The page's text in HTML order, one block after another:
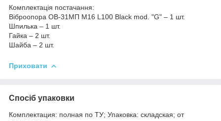
Комплектація постачання:
Віброопора ОВ-31МП M16 L100 Black mod. "G" – 1 шт.
Шпилька – 1 шт.
Гайка – 2 шт.
Шайба – 2 шт.
Приховати
Спосіб упаковки
Комплектация: полная по ТУ; Упаковка: складская; от